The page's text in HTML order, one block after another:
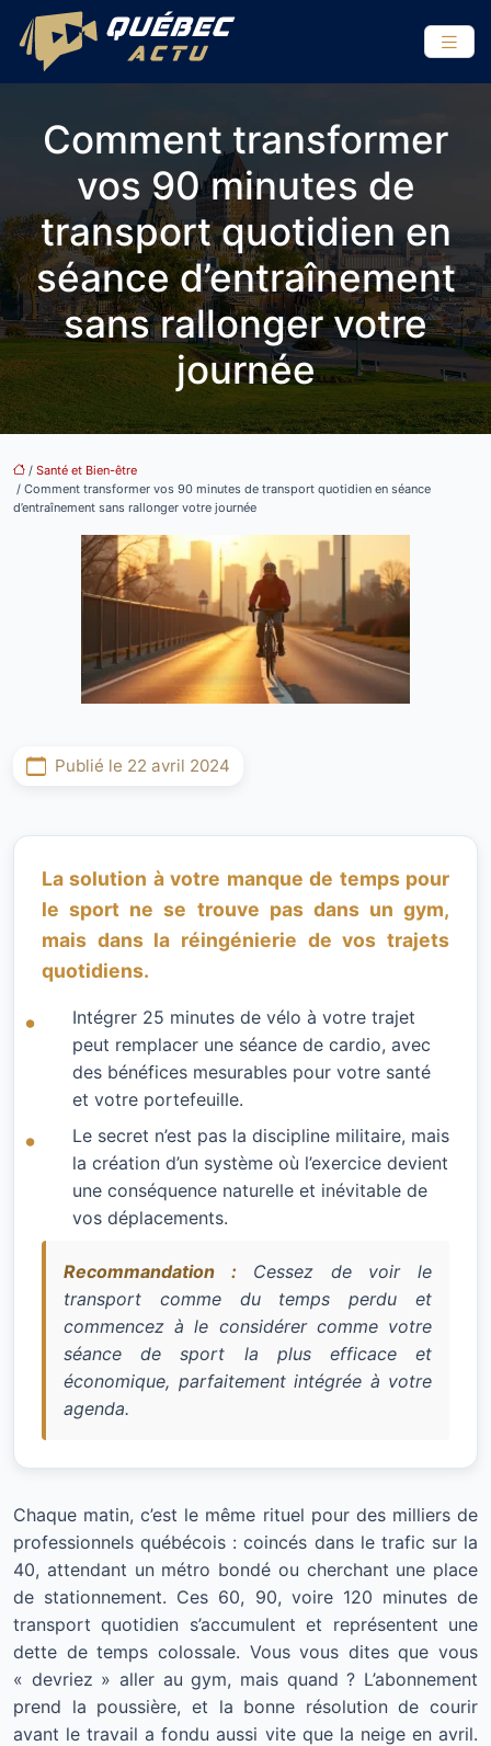
Comment transformer
vos 90 minutes de
transport quotidien en
séance d’entraînement
sans rallonger votre
journée
/ Santé et Bien-être
/ Comment transformer vos 90 minutes de transport quotidien en séance
d’entraînement sans rallonger votre journée
Publié le 22 avril 2024
La solution à votre manque de temps pour
le sport ne se trouve pas dans un gym,
mais dans la réingénierie de vos trajets
quotidiens.
Intégrer 25 minutes de vélo à votre trajet
peut remplacer une séance de cardio, avec
des bénéfices mesurables pour votre santé
et votre portefeuille.
Le secret n’est pas la discipline militaire, mais
la création d’un système où l’exercice devient
une conséquence naturelle et inévitable de
vos déplacements.
Recommandation :Cessez de voir le
transport comme du temps perdu et
commencez à le considérer comme votre
séance de sport la plus efficace et
économique, parfaitement intégrée à votre
agenda.
Chaque matin, c’est le même rituel pour des milliers de
professionnels québécois : coincés dans le trafic sur la
40, attendant un métro bondé ou cherchant une place
de stationnement. Ces 60, 90, voire 120 minutes de
transport quotidien s’accumulent et représentent une
dette de temps colossale. Vous vous dites que vous
« devriez » aller au gym, mais quand ? L’abonnement
prend la poussière, et la bonne résolution de courir
avant le travail a fondu aussi vite que la neige en avril.